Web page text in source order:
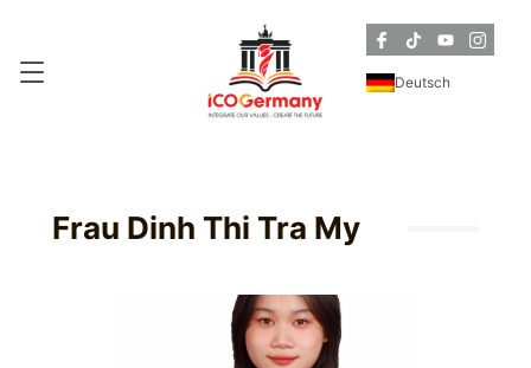
Deutsch
Frau Dinh Thi Tra My